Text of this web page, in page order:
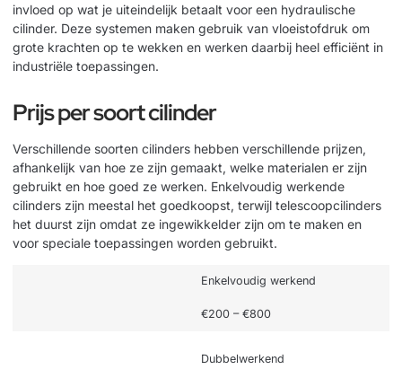
invloed op wat je uiteindelijk betaalt voor een hydraulische
cilinder. Deze systemen maken gebruik van vloeistofdruk om
grote krachten op te wekken en werken daarbij heel efficiënt in
industriële toepassingen.
Prijs per soort cilinder
Verschillende soorten cilinders hebben verschillende prijzen,
afhankelijk van hoe ze zijn gemaakt, welke materialen er zijn
gebruikt en hoe goed ze werken. Enkelvoudig werkende
cilinders zijn meestal het goedkoopst, terwijl telescoopcilinders
het duurst zijn omdat ze ingewikkelder zijn om te maken en
voor speciale toepassingen worden gebruikt.
Enkelvoudig werkend
€200 – €800
Dubbelwerkend